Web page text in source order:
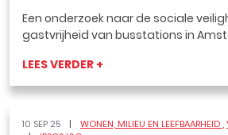
Een onderzoek naar de sociale
gastvrijheid van busstations in
LEES VERDER +
10 SEP 25 WONEN, MILIEU EN LEEFBAARHEID